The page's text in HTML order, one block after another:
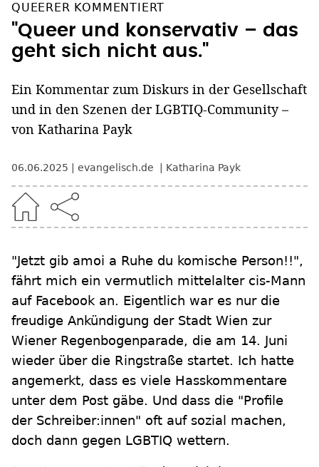
QUEERER KOMMENTIERT
"Queer und konservativ – das
geht sich nicht aus."
Ein Kommentar zum Diskurs in der Gesellschaft
und in den Szenen der LGBTIQ-Community –
von Katharina Payk
06.06.2025 evangelisch.de Katharina Payk
"Jetzt gib amoi a Ruhe du komische Person!!",
fährt mich ein vermutlich mittelalter cis-Mann
auf Facebook an. Eigentlich war es nur die
freudige Ankündigung der Stadt Wien zur
Wiener Regenbogenparade, die am 14. Juni
wieder über die Ringstraße startet. Ich hatte
angemerkt, dass es viele Hasskommentare
unter dem Post gäbe. Und dass die "Profile
der Schreiber:innen" oft auf sozial machen,
doch dann gegen LGBTIQ wettern.